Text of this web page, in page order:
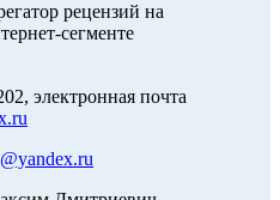
рецензий на
сегменте
электронная почта